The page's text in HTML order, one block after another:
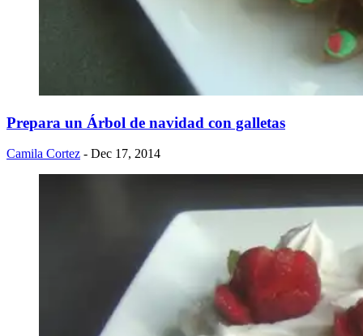
Prepara un Árbol de navidad con galletas
Camila Cortez - Dec 17, 2014